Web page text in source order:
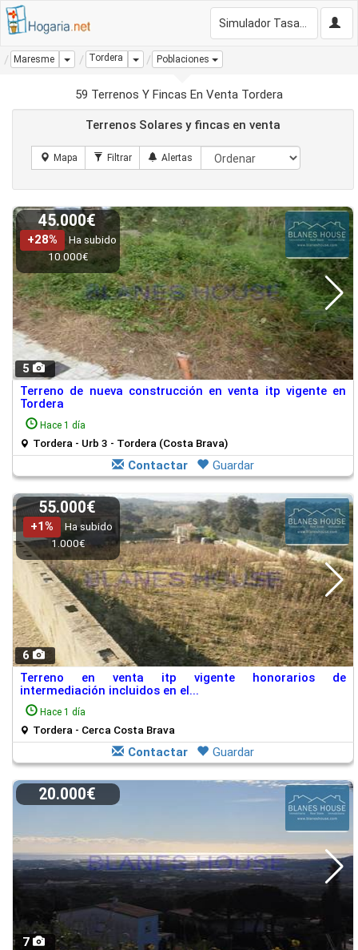
Maresme Dropdown
Tordera Dropdown
Poblaciones
59 Terrenos Y Fincas En Venta Tordera
Terrenos Solares y fincas en venta
5
45.000€
+28%
Ha subido
10.000€
Terreno de nueva construcción en venta itp vigente en
Tordera
Hace 1 día
Tordera - Urb 3 - Tordera (Costa Brava)
Contactar Guardar
6
55.000€
+1%
Ha subido
1.000€
Terreno en venta itp vigente honorarios de
intermediación incluidos en el...
Hace 1 día
Tordera - Cerca Costa Brava
Contactar Guardar
7
20.000€